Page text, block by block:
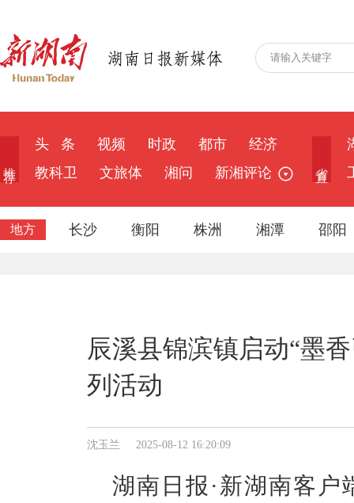
头 条 视频 时政 都市
经济
教科卫
文旅体 湘问 新湘评论
地方 长沙 衡阳 株洲 湘潭 邵阳
辰溪县锦滨镇启动“墨
列活动
沈玉兰 2025-08-12 16:20:09
湖南日报·新湖南客